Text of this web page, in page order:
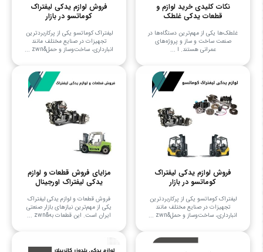
نکات کلیدی خرید لوازم و
قطعات یدکی غلطک
غلطک‌ها یکی از مهم‌ترین دستگاه‌ها در
صنعت ساخت و ساز و پروژه‌های
عمرانی هستند. ا ...
فروش لوازم یدکی لیفتراک
کوماتسو در بازار
لیفتراک کوماتسو یکی از پرکاربردترین
تجهیزات در صنایع مختلف مانند
انبارداری، ساخت‌وساز و حمل&zwn ...
فروش لوازم یدکی لیفتراک
کوماتسو در بازار
لیفتراک کوماتسو یکی از پرکاربردترین
تجهیزات در صنایع مختلف مانند
انبارداری، ساخت‌وساز و حمل&zwn ...
مزایای فروش قطعات و لوازم
یدکی لیفتراک اورجینال
فروش قطعات و لوازم یدکی لیفتراک
یکی از مهم‌ترین نیازهای بازار صنعتی
ایران است. این قطعات به&zwn ...